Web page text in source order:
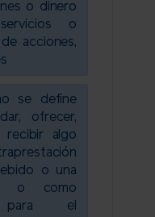
o dinero
o
acciones,
se define
ofrecer,
recibir algo
o una
o como
para el